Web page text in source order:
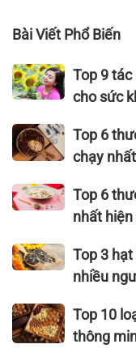
Bài Viết Phổ Biến
Top
9
dụng
hạt
dương
cần
cho
sức
Top 9
cho sức
Top
6
hiệu hạt
dưa
nhất,
bán
nhất
(cập
nhật
Top 6
chạy
Top
6
hiệu
hạt
rang
muối
ngon
Top 6
nhất hiện
Top
3
hướng
dương
Top 3
nhiều
Top
10
Top 10
thông